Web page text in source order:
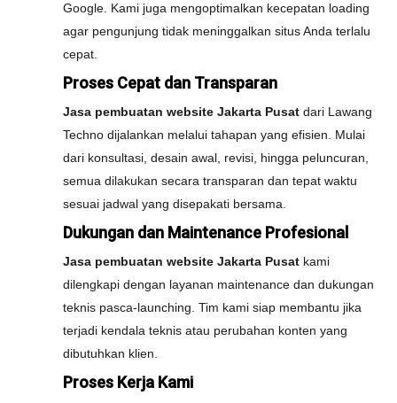
Google. Kami juga mengoptimalkan kecepatan loading
agar pengunjung tidak meninggalkan situs Anda terlalu
cepat.
Proses Cepat dan Transparan
Jasa pembuatan website Jakarta Pusat dari Lawang
Techno dijalankan melalui tahapan yang efisien. Mulai
dari konsultasi, desain awal, revisi, hingga peluncuran,
semua dilakukan secara transparan dan tepat waktu
sesuai jadwal yang disepakati bersama.
Dukungan dan Maintenance Profesional
Jasa pembuatan website Jakarta Pusat kami
dilengkapi dengan layanan maintenance dan dukungan
teknis pasca-launching. Tim kami siap membantu jika
terjadi kendala teknis atau perubahan konten yang
dibutuhkan klien.
Proses Kerja Kami